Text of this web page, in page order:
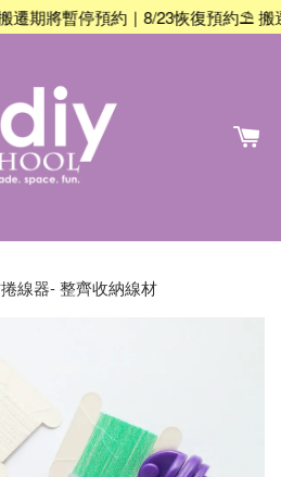
期將暫停預約｜8/23恢復預約⛱️ 搬遷
線器- 整齊收納線材